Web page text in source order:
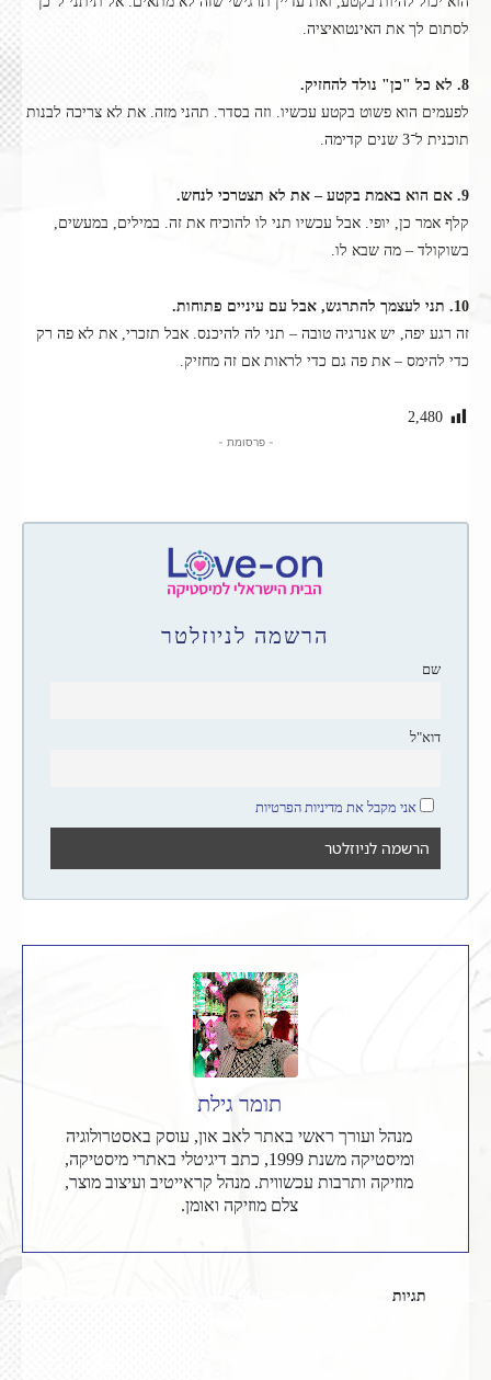
לסתום לך את האינטואיציה.
8. לא כל "כן" נולד להחזיק.
לפעמים הוא פשוט בקטע עכשיו. וזה בסדר. תהני מזה. את לא צריכה לבנות
תוכנית ל־3 שנים קדימה.
9. אם הוא באמת בקטע – את לא תצטרכי לנחש.
קלף אמר כן, יופי. אבל עכשיו תני לו להוכיח את זה. במילים, במעשים,
בשוקולד – מה שבא לו.
10. תני לעצמך להתרגש, אבל עם עיניים פתוחות.
זה רגע יפה, יש אנרגיה טובה – תני לה להיכנס. אבל תזכרי, את לא פה רק
כדי להימס – את פה גם כדי לראות אם זה מחזיק.
2,480
- פרסומת -
הרשמה לניוזלטר
שם
דוא"ל
אני מקבל את מדיניות הפרטיות
תומר גילת
מנהל ועורך ראשי באתר לאב און, עוסק באסטרולוגיה
ומיסטיקה משנת 1999, כתב דיגיטלי באתרי מיסטיקה,
מוזיקה ותרבות עכשווית. מנהל קראייטיב ועיצוב מוצר,
צלם מוזיקה ואומן.
תגיות